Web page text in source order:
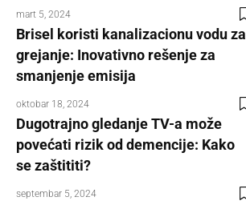
mart 5, 2024
Brisel koristi kanalizacionu vodu za
grejanje: Inovativno rešenje za
smanjenje emisija
oktobar 18, 2024
Dugotrajno gledanje TV-a može
povećati rizik od demencije: Kako
se zaštititi?
septembar 5, 2024